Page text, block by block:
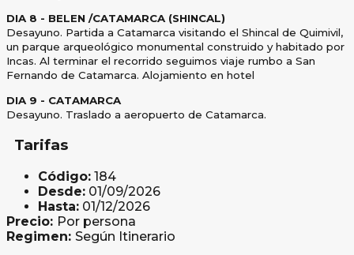
DIA 8 - BELEN /CATAMARCA (SHINCAL)
Desayuno. Partida a Catamarca visitando el Shincal de Quimivil,
un parque arqueológico monumental construido yhabitado por
Incas. Al terminar el recorrido seguimos viaje rumbo a San
Fernando de Catamarca. Alojamiento en hotel
DIA 9 - CATAMARCA
Desayuno. Traslado a aeropuerto de Catamarca.
Tarifas
Código: 184
Desde: 01/09/2026
Hasta: 01/12/2026
Precio: Por persona
Regimen: Según Itinerario